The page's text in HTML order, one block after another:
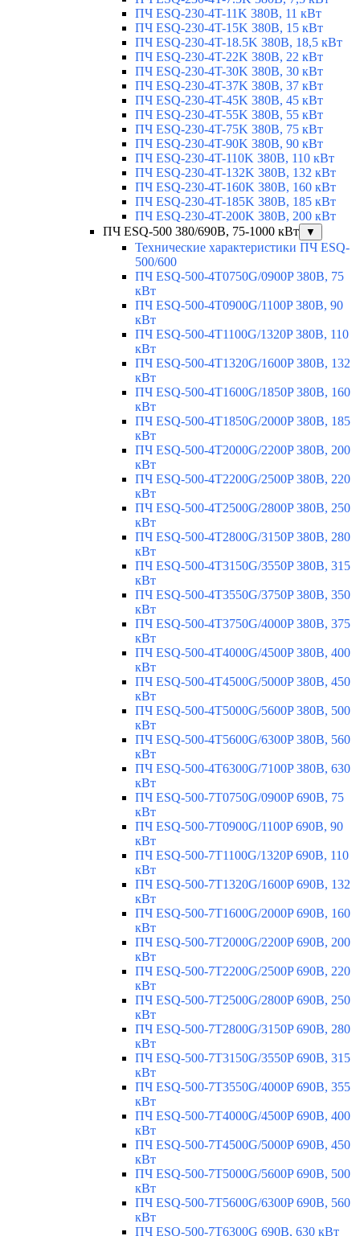
ПЧ ESQ-230-4T-11K 380В, 11 кВт
ПЧ ESQ-230-4T-15K 380В, 15 кВт
ПЧ ESQ-230-4T-18.5K 380В, 18,5 кВт
ПЧ ESQ-230-4T-22K 380В, 22 кВт
ПЧ ESQ-230-4T-30K 380В, 30 кВт
ПЧ ESQ-230-4T-37K 380В, 37 кВт
ПЧ ESQ-230-4T-45K 380В, 45 кВт
ПЧ ESQ-230-4T-55K 380В, 55 кВт
ПЧ ESQ-230-4T-75K 380В, 75 кВт
ПЧ ESQ-230-4T-90K 380В, 90 кВт
ПЧ ESQ-230-4T-110K 380В, 110 кВт
ПЧ ESQ-230-4T-132K 380В, 132 кВт
ПЧ ESQ-230-4T-160K 380В, 160 кВт
ПЧ ESQ-230-4T-185K 380В, 185 кВт
ПЧ ESQ-230-4T-200K 380В, 200 кВт
ПЧ ESQ-500 380/690В, 75-1000 кВт
▼
Технические характеристики ПЧ ESQ-
500/600
ПЧ ESQ-500-4T0750G/0900P 380В, 75
кВт
ПЧ ESQ-500-4T0900G/1100P 380В, 90
кВт
ПЧ ESQ-500-4T1100G/1320P 380В, 110
кВт
ПЧ ESQ-500-4T1320G/1600P 380В, 132
кВт
ПЧ ESQ-500-4T1600G/1850P 380В, 160
кВт
ПЧ ESQ-500-4T1850G/2000P 380В, 185
кВт
ПЧ ESQ-500-4T2000G/2200P 380В, 200
кВт
ПЧ ESQ-500-4T2200G/2500P 380В, 220
кВт
ПЧ ESQ-500-4T2500G/2800P 380В, 250
кВт
ПЧ ESQ-500-4T2800G/3150P 380В, 280
кВт
ПЧ ESQ-500-4T3150G/3550P 380В, 315
кВт
ПЧ ESQ-500-4T3550G/3750P 380В, 350
кВт
ПЧ ESQ-500-4T3750G/4000P 380В, 375
кВт
ПЧ ESQ-500-4T4000G/4500P 380В, 400
кВт
ПЧ ESQ-500-4T4500G/5000P 380В, 450
кВт
ПЧ ESQ-500-4T5000G/5600P 380В, 500
кВт
ПЧ ESQ-500-4T5600G/6300P 380В, 560
кВт
ПЧ ESQ-500-4T6300G/7100P 380В, 630
кВт
ПЧ ESQ-500-7T0750G/0900P 690В, 75
кВт
ПЧ ESQ-500-7T0900G/1100P 690В, 90
кВт
ПЧ ESQ-500-7T1100G/1320P 690В, 110
кВт
ПЧ ESQ-500-7T1320G/1600P 690В, 132
кВт
ПЧ ESQ-500-7T1600G/2000P 690В, 160
кВт
ПЧ ESQ-500-7T2000G/2200P 690В, 200
кВт
ПЧ ESQ-500-7T2200G/2500P 690В, 220
кВт
ПЧ ESQ-500-7T2500G/2800P 690В, 250
кВт
ПЧ ESQ-500-7T2800G/3150P 690В, 280
кВт
ПЧ ESQ-500-7T3150G/3550P 690В, 315
кВт
ПЧ ESQ-500-7T3550G/4000P 690В, 355
кВт
ПЧ ESQ-500-7T4000G/4500P 690В, 400
кВт
ПЧ ESQ-500-7T4500G/5000P 690В, 450
кВт
ПЧ ESQ-500-7T5000G/5600P 690В, 500
кВт
ПЧ ESQ-500-7T5600G/6300P 690В, 560
кВт
ПЧ ESQ-500-7T6300G 690В, 630 кВт